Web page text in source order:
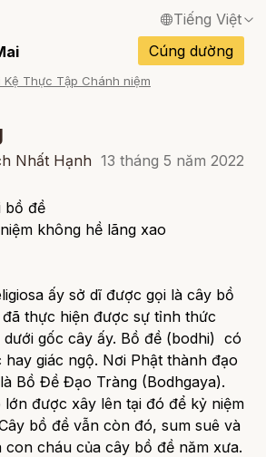
Tiếng Việt
English / Tiếng Anh
Français / Tiếng Pháp
Deutsch / Tiếng Đức
Português / Tiếng Bồ Đào Nha
Cúng dường
Kệ Thực Tập Chánh niệm
Nhất Hạnh 13 tháng 5 năm 2022
bồ đề
không hề lãng xao
ấy sở dĩ được gọi là cây bồ
thực hiện được sự tỉnh thức
gốc cây ấy. Bồ đề (bodhi) có
giác ngộ. Nơi Phật thành đạo
Bồ Đề Đạo Tràng (Bodhgaya).
lớn được xây lên tại đó để kỷ niệm
bồ đề vẫn còn đó, sum suê và
cháu của cây bồ đề năm xưa.